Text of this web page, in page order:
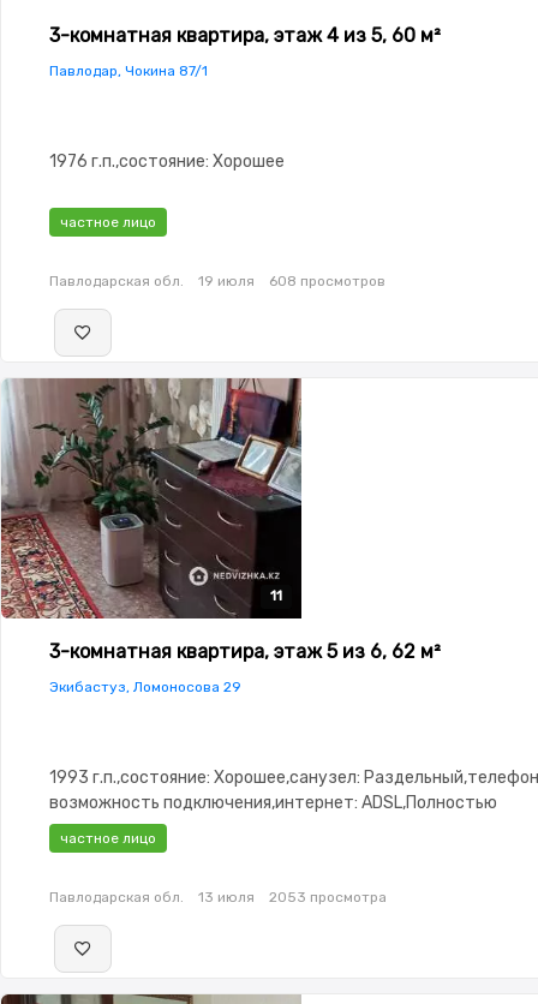
3-комнатная квартира, этаж 4 из 5, 60 м²
Павлодар, Чокина 87/1
1976 г.п.,состояние: Хорошее
частное лицо
Павлодарская обл. 19 июля 608 просмотров
11
11
11
11
11
3-комнатная квартира, этаж 5 из 6, 62 м²
Экибастуз, Ломоносова 29
1993 г.п.,состояние: Хорошее,санузел:
возможность подключения,интернет: ADSL,Полностью
меблирована,Полностью меблирована,паркинг: Рядом
стоянка,Домофон,Видеонаблюдение,Пластиковые
частное лицо
Павлодарская обл. 13 июля 2053 просмотра